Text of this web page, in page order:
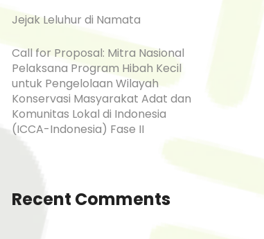
Jejak Leluhur di Namata
Call for Proposal: Mitra Nasional
Pelaksana Program Hibah Kecil
untuk Pengelolaan Wilayah
Konservasi Masyarakat Adat dan
Komunitas Lokal di Indonesia
(ICCA-Indonesia) Fase II
Recent Comments